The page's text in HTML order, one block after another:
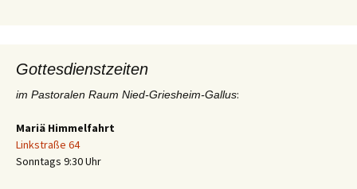
Gottesdienstzeiten
im Pastoralen Raum Nied-Griesheim-Gallus:
Mariä Himmelfahrt
Linkstraße 64
Sonntags 9:30 Uhr